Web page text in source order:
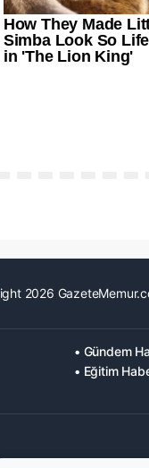
2026
• Gündem
• Eğitim